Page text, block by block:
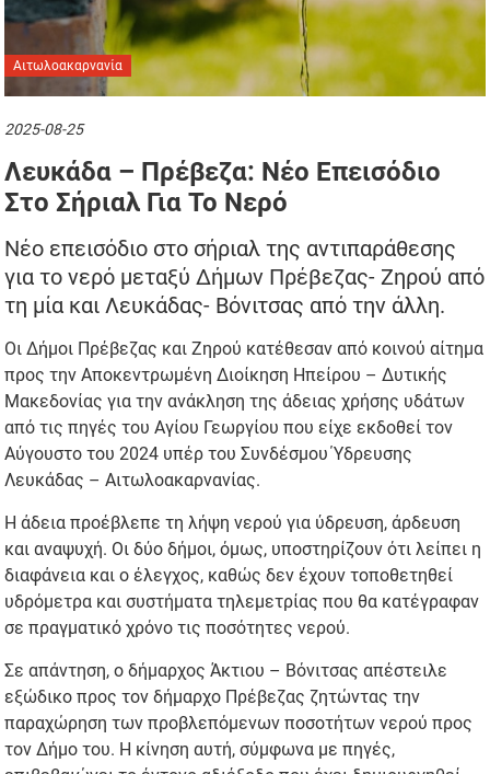
Αιτωλοακαρνανία
2025-08-25
Λευκάδα – Πρέβεζα: Νέο Επεισόδιο
Στο Σήριαλ Για Το Νερό
Νέο επεισόδιο στο σήριαλ της αντιπαράθεσης
για το νερό μεταξύ Δήμων Πρέβεζας- Ζηρού από
τη μία και Λευκάδας- Βόνιτσας από την άλλη.
Οι Δήμοι Πρέβεζας και Ζηρού κατέθεσαν από κοινού αίτημα
προς την Αποκεντρωμένη Διοίκηση Ηπείρου – Δυτικής
Μακεδονίας για την ανάκληση της άδειας χρήσης υδάτων
από τις πηγές του Αγίου Γεωργίου που είχε εκδοθεί τον
Αύγουστο του 2024 υπέρ του Συνδέσμου Ύδρευσης
Λευκάδας – Αιτωλοακαρνανίας.
Η άδεια προέβλεπε τη λήψη νερού για ύδρευση, άρδευση
και αναψυχή. Οι δύο δήμοι, όμως, υποστηρίζουν ότι λείπει η
διαφάνεια και ο έλεγχος, καθώς δεν έχουν τοποθετηθεί
υδρόμετρα και συστήματα τηλεμετρίας που θα κατέγραφαν
σε πραγματικό χρόνο τις ποσότητες νερού.
Σε απάντηση, ο δήμαρχος Άκτιου – Βόνιτσας απέστειλε
εξώδικο προς τον δήμαρχο Πρέβεζας ζητώντας την
παραχώρηση των προβλεπόμενων ποσοτήτων νερού προς
τον Δήμο του. Η κίνηση αυτή, σύμφωνα με πηγές,